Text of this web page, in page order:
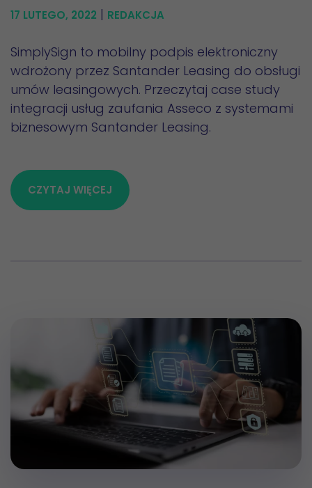
17 LUTEGO, 2022 | REDAKCJA
SimplySign to mobilny podpis elektroniczny
wdrożony przez Santander Leasing do obsługi
umów leasingowych. Przeczytaj case study
integracji usług zaufania Asseco z systemami
biznesowym Santander Leasing.
CZYTAJ WIĘCEJ